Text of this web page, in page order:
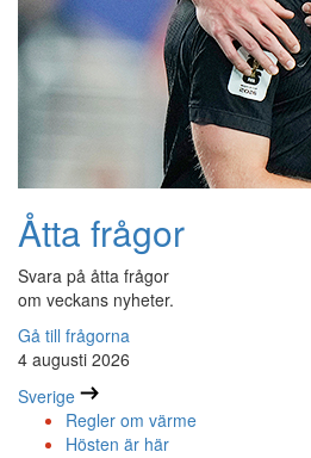
Åtta frågor
Svara på åtta frågor
om veckans nyheter.
Gå till frågorna
4 augusti 2026
Sverige
Regler om värme
Hösten är här